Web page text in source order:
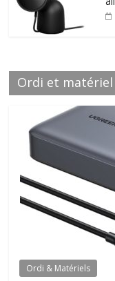
Ordi et matériel
Ordi & Matériels